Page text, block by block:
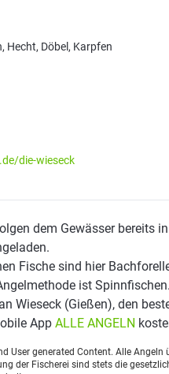
Hecht, Döbel, Karpfen
die-wieseck
dem Gewässer bereits
Fische sind hier
ist Spinnfischen.
Wieseck (Gießen), den
App ALLE ANGELN
User generated Content. Alle
der Fischerei sind stets die